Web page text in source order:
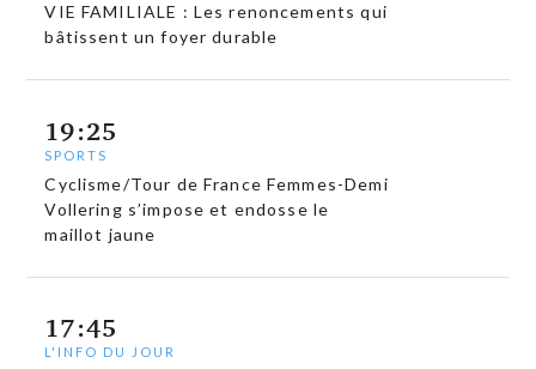
VIE FAMILIALE : Les renoncements qui
bâtissent un foyer durable
19:25
SPORTS
Cyclisme/Tour de France Femmes-Demi
Vollering s’impose et endosse le
maillot jaune
17:45
L'INFO DU JOUR